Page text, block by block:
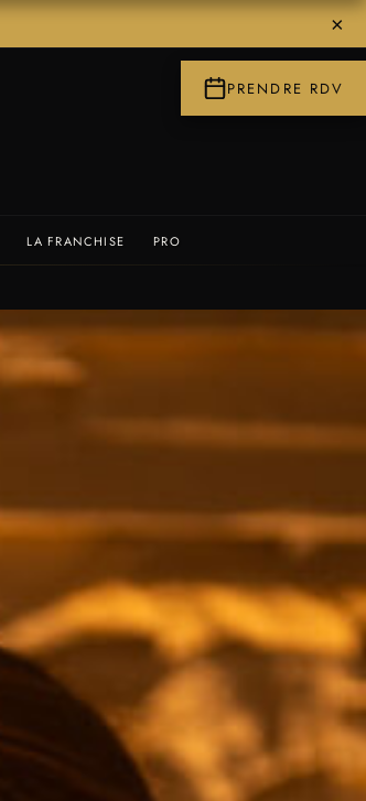
×
LA FRANCHISE PRO
PRENDRE RDV